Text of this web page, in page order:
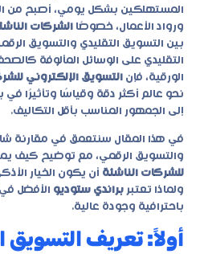
المستهلكين بشكل يومي، أصبح من
ورواد الأعمال، خصوصًا الشركات
بين التسويق التقليدي والتسويق
التقليدي على الوسائل المألوفة
الورقية، فإن التسويق الإلكتروني
نحو عالم أكثر دقة وقياسًا وتأثيرًا في
إلى الجمهور المناسب بأقل التكاليف.
في هذا المقال سنتعمق في مقارنة
والتسويق الرقمي، مع توضيح كيف
للشركات الناشئة أن يكون الخيار
ولماذا تعتبر براندي ستوديو الأفضل
باحترافية وجودة عالية.
أولاً: تعريف التسويق